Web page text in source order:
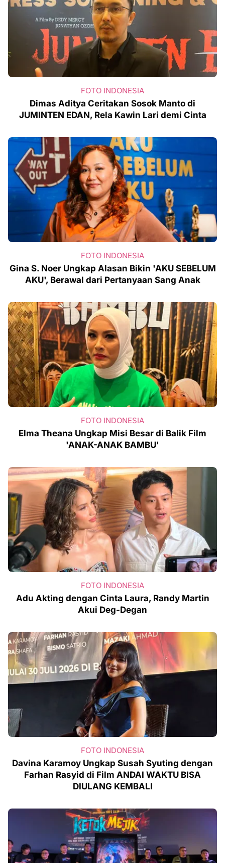
FOTO INDONESIA
Dimas Aditya Ceritakan Sosok Manto di
JUMINTEN EDAN, Rela Kawin Lari demi Cinta
FOTO INDONESIA
Gina S. Noer Ungkap Alasan Bikin 'AKU SEBELUM
AKU', Berawal dari Pertanyaan Sang Anak
FOTO INDONESIA
Elma Theana Ungkap Misi Besar di Balik Film
'ANAK-ANAK BAMBU'
FOTO INDONESIA
Adu Akting dengan Cinta Laura, Randy Martin
Akui Deg-Degan
FOTO INDONESIA
Davina Karamoy Ungkap Susah Syuting dengan
Farhan Rasyid di Film ANDAI WAKTU BISA
DIULANG KEMBALI